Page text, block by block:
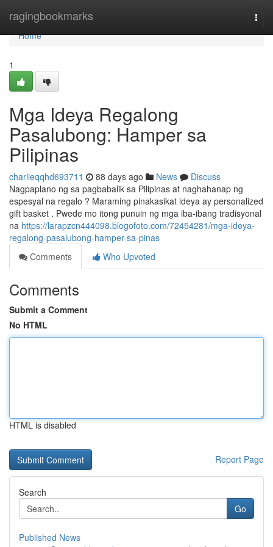
ragingbookmarks
Home
Home
1
Mga Ideya Regalong
Pasalubong: Hamper sa
Pilipinas
charlieqqhd693711 88 days ago News
Discuss
Nagpaplano ng sa pagbabalik sa Pilipinas at naghahanap ng
espesyal na regalo ? Maraming pinakasikat ideya ay personalized
gift basket . Pwede mo itong punuin ng mga iba-ibang tradisyonal
na https://larapzcn444098.blogofoto.com/72454281/mga-ideya-
regalong-pasalubong-hamper-sa-pinas
Comments
Who Upvoted
Comments
Submit a Comment
No HTML
HTML is disabled
Report Page
Search
Go
Published News